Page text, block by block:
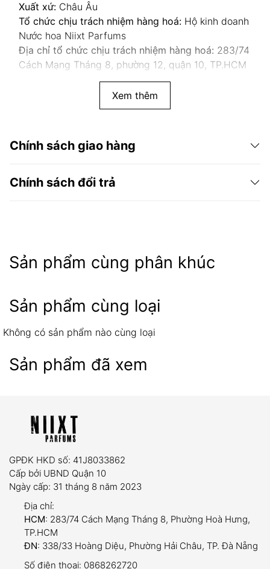
Xuất xứ: Châu Âu
Tổ chức chịu trách nhiệm hàng hoá: Hộ kinh doanh
Nước hoa Niixt Parfums
Địa chỉ tổ chức chịu trách nhiệm hàng hoá: 283/74
Cách Mạng Tháng 8, phường 12, quận 10, TP.HCM
Xem thêm
Chính sách giao hàng
Chính sách đổi trả
Niixt Parfums
chính hãng 100%
07 ngày
trong quá trình vận chuyển.
Giao sai mẫu mã, số lượng so với đơn đặt hàng.
Yêu cầu: Sản phẩm còn nguyên tem niêm phong,
chưa qua sử dụng và có hóa đơn mua hàng đi
kèm.
dung tích trải nghiệm (5ml và
Sản phẩm cùng phân khúc
Sản phẩm cùng loại
Không có sản phẩm nào cùng loại
Sản phẩm đã xem
GPĐK HKD số: 41J8033862
Cấp bởi UBND Quận 10
Ngày cấp: 31 tháng 8 năm 2023
Địa chỉ:
HCM: 283/74 Cách Mạng Tháng 8, Phường Hoà Hưng,
TP.HCM
ĐN: 338/33 Hoàng Diệu, Phường Hải Châu, TP. Đà Nẵng
Số điện thoại: 0868262720